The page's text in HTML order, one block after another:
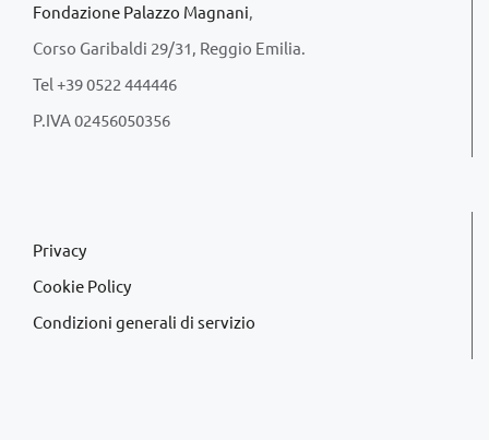
Fondazione Palazzo Magnani,
Corso Garibaldi 29/31, Reggio Emilia.
Tel +39 0522 444446
P.IVA 02456050356
Privacy
Cookie Policy
Condizioni generali di servizio